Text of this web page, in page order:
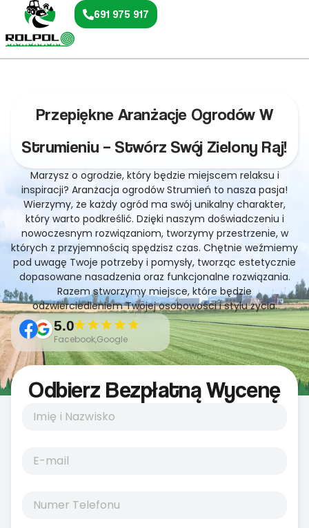
691 975 917
Przepiękne Aranżacje Ogrodów W
Strumieniu – Stwórz Swój Zielony Raj!
Marzysz o ogrodzie, który będzie miejscem relaksu i
inspiracji? Aranżacja ogrodów Strumień to nasza pasja!
Wierzymy, że każdy ogród ma swój unikalny charakter,
który warto podkreślić. Dzięki naszym doświadczeniu i
nowoczesnym rozwiązaniom, tworzymy przestrzenie, w
których z przyjemnością spędzisz czas. Chętnie weźmiemy
pod uwagę Twoje potrzeby i pomysły, tworząc estetycznie
dopasowane nasadzenia oraz funkcjonalne rozwiązania.
Razem stworzymy miejsce, które będzie
odzwierciedleniem Twojej osobowości i stylu życia.
5.0
Facebook,Google
Odbierz Bezpłatną Wycenę